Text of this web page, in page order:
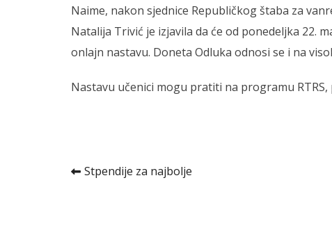
Naime, nakon sjednice Republičkog štaba za
Natalija Trivić je izjavila da će od ponedeljka 22.
onlajn nastavu. Doneta Odluka odnosi se i na
Nastavu učenici mogu pratiti na programu RTRS,
Kretanje
Stpendije za najbolje